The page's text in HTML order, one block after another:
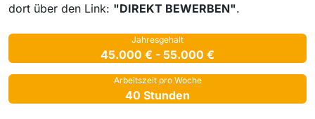
dort über den Link: "DIREKT BEWERBEN".
Jahresgehalt
45.000 € - 55.000 €
Arbeitszeit pro Woche
40 Stunden